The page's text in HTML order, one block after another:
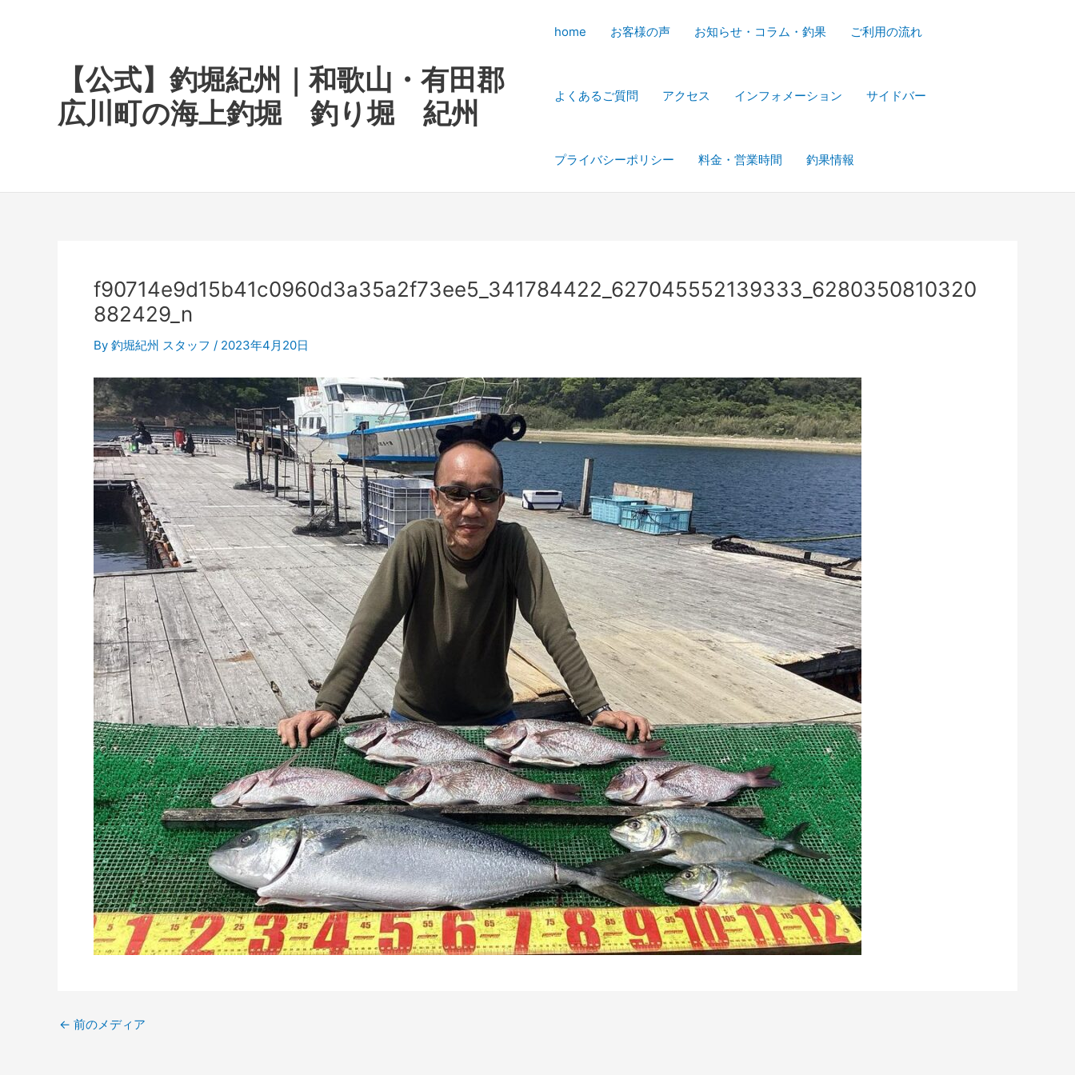
【公式】釣堀紀州｜和歌山・有田郡
広川町の海上釣堀 釣り堀 紀州
home お客様の声 お知らせ・コラム・釣果 ご利用の流れ
よくあるご質問 アクセス インフォメーション サイドバー
プライバシーポリシー 料金・営業時間 釣果情報
f90714e9d15b41c0960d3a35a2f73ee5_341784422_627045552139333_6280350810320
882429_n
By 釣堀紀州 スタッフ / 2023年4月20日
← 前のメディア